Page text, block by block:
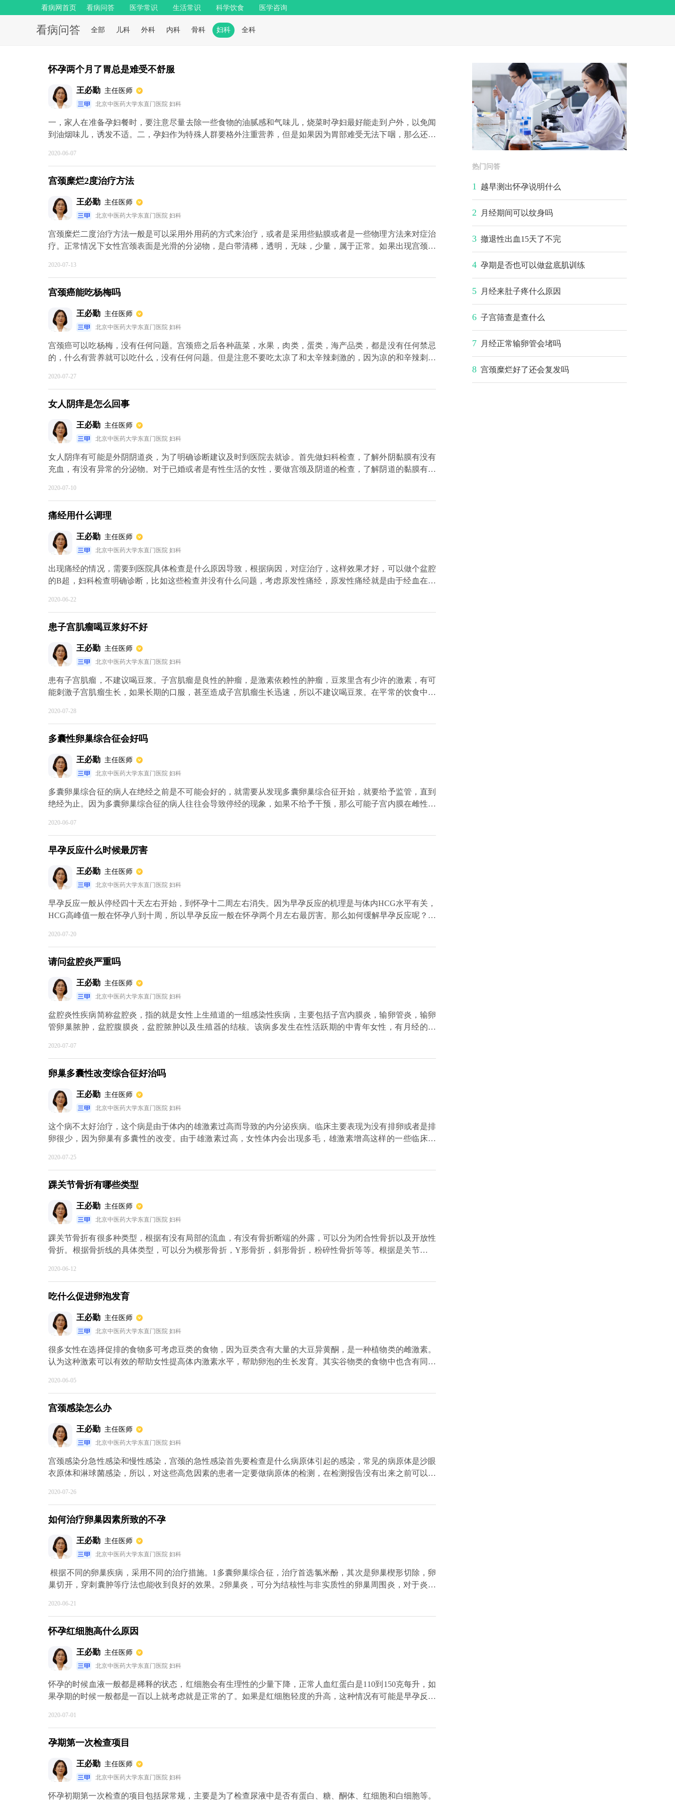
看病网首页 看病问答 医学常识 生活常识 科学饮食 医学咨询
看病问答 全部 儿科 外科 内科 骨科 妇科 全科
怀孕两个月了胃总是难受不舒服
王必勤 主任医师
北京中医药大学东直门医院 妇科
​一，家人在准备孕妇餐时，要注意尽量去除一些食物的油腻感和气味儿，烧菜时孕妇最好能走到户外，以免闻
到油烟味儿，诱发不适。二，孕妇作为特殊人群要格外注重营养，但是如果因为胃部难受无法下咽，那么还是
己或宝宝出现了什么状况，从而给自己不必要的心理压力，加重孕吐症状。家人们也要多关心孕妇的情绪，及
有什么特别的症状应该做些适当的运动，比如饭后到户外散散步呼吸新鲜空气也能减轻不适感。
2020-06-07
宫颈糜烂2度治疗方法
王必勤 主任医师
北京中医药大学东直门医院 妇科
宫颈糜烂二度治疗方法一般是可以采用外用药的方式来治疗，或者是采用些贴膜或者是一些物理方法来对症治
疗。正常情况下女性宫颈表面是光滑的分泌物，是白带清稀，透明，无味，少量，属于正常。如果出现宫颈表
颈表面恢复情况，绝大多数经过对症调理，基本能够好转，白带可以恢复到正常。
2020-07-13
宫颈癌能吃杨梅吗
王必勤 主任医师
北京中医药大学东直门医院 妇科
宫颈癌可以吃杨梅，没有任何问题。宫颈癌之后各种蔬菜，水果，肉类，蛋类，海产品类，都是没有任何禁忌
的，什么有营养就可以吃什么，没有任何问题。但是注意不要吃太凉了和太辛辣刺激的，因为凉的和辛辣刺激
2020-07-27
女人阴痒是怎么回事
王必勤 主任医师
北京中医药大学东直门医院 妇科
女人阴痒有可能是外阴阴道炎，为了明确诊断建议及时到医院去就诊。首先做妇科检查，了解外阴黏膜有没有
充血，有没有异常的分泌物。对于已婚或者是有性生活的女性，要做宫颈及阴道的检查，了解阴道的黏膜有没
个疗程治疗结束以后，不要评价治疗的效果，建议到医院去复查。如果没有彻底治愈，建议给予巩固治疗。如
癌的筛查，宫颈癌的筛查的包括宫颈细胞学检查以及hpv检测。
2020-07-10
痛经用什么调理
王必勤 主任医师
北京中医药大学东直门医院 妇科
出现痛经的情况，需要到医院具体检查是什么原因导致，根据病因，对症治疗，这样效果才好，可以做个盆腔
的B超，妇科检查明确诊断，比如这些检查并没有什么问题，考虑原发性痛经，原发性痛经就是由于经血在宫
2020-06-22
患子宫肌瘤喝豆浆好不好
王必勤 主任医师
北京中医药大学东直门医院 妇科
患有子宫肌瘤，不建议喝豆浆。子宫肌瘤是良性的肿瘤，是激素依赖性的肿瘤，豆浆里含有少许的激素，有可
能刺激子宫肌瘤生长，如果长期的口服，甚至造成子宫肌瘤生长迅速，所以不建议喝豆浆。在平常的饮食中，
2020-07-28
多囊性卵巢综合征会好吗
王必勤 主任医师
北京中医药大学东直门医院 妇科
多囊卵巢综合征的病人在绝经之前是不可能会好的，就需要从发现多囊卵巢综合征开始，就要给予监管，直到
绝经为止。因为多囊卵巢综合征的病人往往会导致停经的现象，如果不给予干预，那么可能子宫内膜在雌性激
脱落达到按时来月经的临床可能性，这样就减少了雌性激素对内膜的刺激，而造成病变的可能性。
2020-06-07
早孕反应什么时候最厉害
王必勤 主任医师
北京中医药大学东直门医院 妇科
早孕反应一般从停经四十天左右开始，到怀孕十二周左右消失。因为早孕反应的机理是与体内HCG水平有关，
HCG高峰值一般在怀孕八到十周，所以早孕反应一般在怀孕两个月左右最厉害。那么如何缓解早孕反应呢？可
2020-07-20
请问盆腔炎严重吗
王必勤 主任医师
北京中医药大学东直门医院 妇科
盆腔炎性疾病简称盆腔炎，指的就是女性上生殖道的一组感染性疾病，主要包括子宫内膜炎，输卵管炎，输卵
管卵巢脓肿，盆腔腹膜炎，盆腔脓肿以及生殖器的结核。该病多发生在性活跃期的中青年女性，有月经的妇
性的生殖健康。
2020-07-07
卵巢多囊性改变综合征好治吗
王必勤 主任医师
北京中医药大学东直门医院 妇科
这个病不太好治疗，这个病是由于体内的雄激素过高而导致的内分泌疾病。临床主要表现为没有排卵或者是排
卵很少，因为卵巢有多囊性的改变。由于雄激素过高，女性体内会出现多毛，雄激素增高这样的一些临床症
2020-07-25
踝关节骨折有哪些类型
王必勤 主任医师
北京中医药大学东直门医院 妇科
踝关节骨折有很多种类型，根据有没有局部的流血，有没有骨折断端的外露，可以分为闭合性骨折以及开放性
骨折。根据骨折线的具体类型，可以分为横形骨折，Y形骨折，斜形骨折，粉碎性骨折等等。根据是关节内的
建，明确损伤的具体程度，如果具有手术指征，需要进行手术治疗。不管是保守治疗还是手术治疗，都需要进
2020-06-12
吃什么促进卵泡发育
王必勤 主任医师
北京中医药大学东直门医院 妇科
很多女性在选择促排的食物多可考虑豆类的食物，因为豆类含有大量的大豆异黄酮，是一种植物类的雌激素。
认为这种激素可以有效的帮助女性提高体内激素水平，帮助卵泡的生长发育。其实谷物类的食物中也含有同样
进行就诊，如果卵泡生长发育确实异常，可以考虑使用促排卵的药物进行相应的治疗和处理，往往会取得较好
2020-06-05
宫颈感染怎么办
王必勤 主任医师
北京中医药大学东直门医院 妇科
宫颈感染分急性感染和慢性感染，宫颈的急性感染首先要检查是什么病原体引起的感染，常见的病原体是沙眼
衣原体和淋球菌感染，所以，对这些高危因素的患者一定要做病原体的检测，在检测报告没有出来之前可以经
2020-07-26
如何治疗卵巢因素所致的不孕
王必勤 主任医师
北京中医药大学东直门医院 妇科
根据不同的卵巢疾病，采用不同的治疗措施。1多囊卵巢综合征，治疗首选氯米酚，其次是卵巢楔形切除，卵
巢切开，穿刺囊肿等疗法也能收到良好的效果。2卵巢炎，可分为结核性与非实质性的卵巢周围炎，对于炎症
以病灶侵犯卵巢者居多，可通过腹腔镜电灼或者切除相应的病灶。
2020-06-21
怀孕红细胞高什么原因
王必勤 主任医师
北京中医药大学东直门医院 妇科
​怀孕的时候血液一般都是稀释的状态，红细胞会有生理性的少量下降，正常人血红蛋白是110到150克每升，如
果孕期的时候一般都是一百以上就考虑就是正常的了。如果是红细胞轻度的升高，这种情况有可能是早孕反应
于血液科检查，排除是不是血液系统的疾病，然后针对性的治疗。
2020-07-01
孕期第一次检查项目
王必勤 主任医师
北京中医药大学东直门医院 妇科
怀孕初期第一次检查的项目包括尿常规，主要是为了检查尿液中是否有蛋白、糖、酮体、红细胞和白细胞等。
热门问答
1 越早测出怀孕说明什么
2 月经期间可以纹身吗
3 撤退性出血15天了不完
4 孕期是否也可以做盆底肌训练
5 月经来肚子疼什么原因
6 子宫筛查是查什么
7 月经正常输卵管会堵吗
8 宫颈糜烂好了还会复发吗